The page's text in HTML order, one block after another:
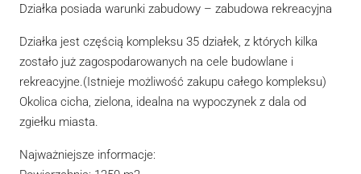
Działka posiada warunki zabudowy – zabudowa rekreacyjna
Działka jest częścią kompleksu 35 działek, z których kilka
zostało już zagospodarowanych na cele budowlane i
rekreacyjne.(Istnieje możliwość zakupu całego kompleksu)
Okolica cicha, zielona, idealna na wypoczynek z dala od
zgiełku miasta.
Najważniejsze informacje: